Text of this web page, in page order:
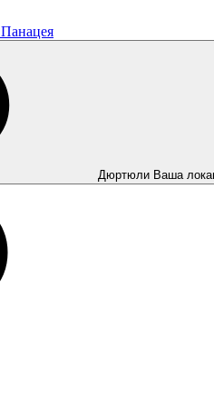
Панацея
Дюртюли Ваша